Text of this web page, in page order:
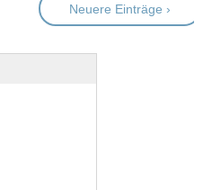
Neuere Einträge ›